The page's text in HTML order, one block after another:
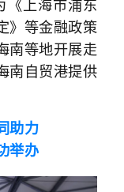
《上海市浦东
》等金融政策
南等地开展走
南自贸港提供
助力
举办